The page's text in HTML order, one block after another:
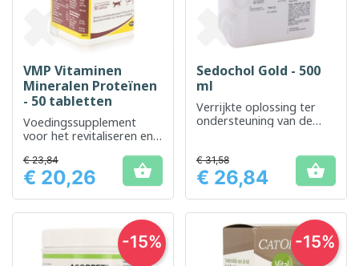
VMP Vitaminen
Mineralen Proteïnen
- 50 tabletten
Voedingssupplement
voor het revitaliseren en
dagelijkse energie
Prijs
€ 23,84
€ 20,26 
Sedochol Gold - 500
ml
Verrijkte oplossing ter
ondersteuning van de
Prijs
€ 31,58
€ 26,84 
-15% -15%